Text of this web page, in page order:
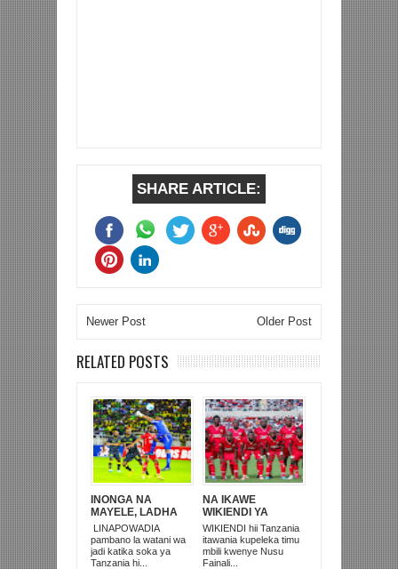
SHARE ARTICLE:
Newer Post Older Post
RELATED POSTS
INONGA NA
MAYELE, LADHA
MPYA MECHI YA
WATANI WA JADI
LINAPOWADIA
pambano la watani wa
jadi katika soka ya
Tanzania hi...
NA IKAWE
WIKIENDI YA
KIHISTORIA
KATIKA SOKA YA
TANZANIA
WIKIENDI hii Tanzania
itawania kupeleka timu
mbili kwenye Nusu
Fainali...